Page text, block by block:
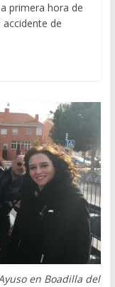
primera hora de
de
en Boadilla del